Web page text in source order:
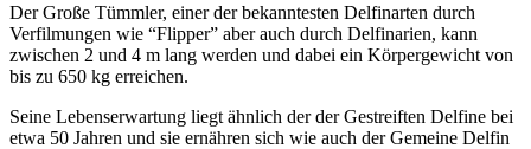
Der Große Tümmler, einer der bekanntesten Delfinarten durch
Verfilmungen wie “Flipper” aber auch durch Delfinarien, kann
zwischen 2 und 4 m lang werden und dabei ein Körpergewicht von
bis zu 650 kg erreichen.
Seine Lebenserwartung liegt ähnlich der der Gestreiften Delfine bei
etwa 50 Jahren und sie ernähren sich wie auch der Gemeine Delfin